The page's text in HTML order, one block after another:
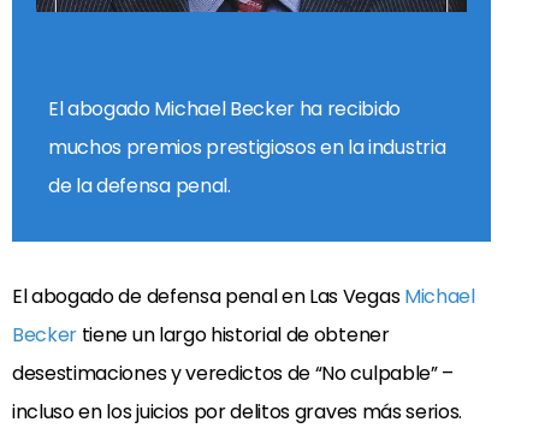
El abogado Michael Becker ha recibido
muchos premios prestigiosos en la industria
de la defensa penal.
El abogado de defensa penal en Las VegasMichael
Becker tiene un largo historial de obtener
desestimaciones y veredictos de “No culpable” –
incluso en los juicios por delitos graves más serios.